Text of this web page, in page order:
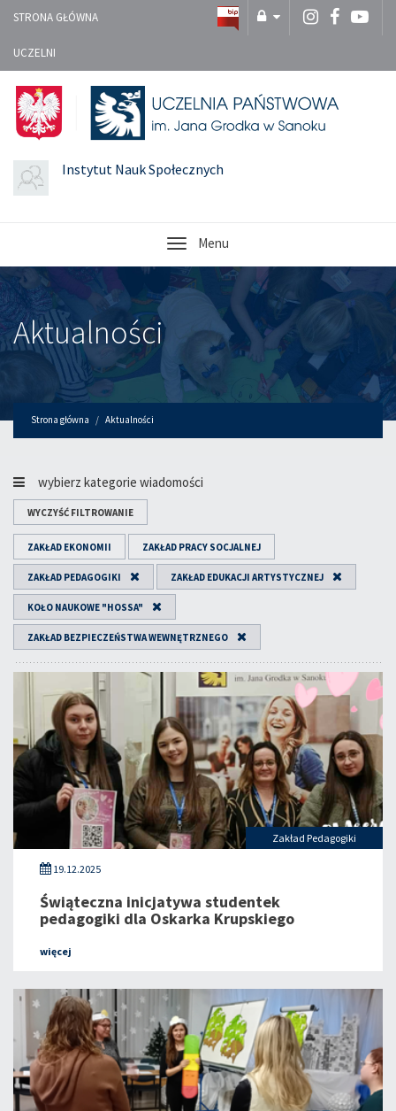
STRONA GŁÓWNA
UCZELNI
Instytut Nauk Społecznych
Menu
Aktualności
Strona główna Aktualności
wybierz kategorie wiadomości
WYCZYŚĆ FILTROWANIE
ZAKŁAD EKONOMII ZAKŁAD PRACY SOCJALNEJ
ZAKŁAD PEDAGOGIKI ZAKŁAD EDUKACJI ARTYSTYCZNEJ
KOŁO NAUKOWE "HOSSA"
ZAKŁAD BEZPIECZEŃSTWA WEWNĘTRZNEGO
Zakład Pedagogiki
19.12.2025
Świąteczna inicjatywa studentek
pedagogiki dla Oskarka Krupskiego
więcej